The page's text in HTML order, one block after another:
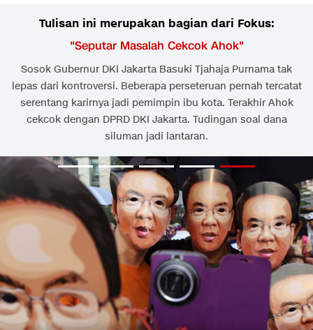
Tulisan ini merupakan bagian dari Fokus:
"Seputar Masalah Cekcok Ahok"
Sosok Gubernur DKI Jakarta Basuki Tjahaja Purnama tak
lepas dari kontroversi. Beberapa perseteruan pernah tercatat
serentang karirnya jadi pemimpin ibu kota. Terakhir Ahok
cekcok dengan DPRD DKI Jakarta. Tudingan soal dana
siluman jadi lantaran.